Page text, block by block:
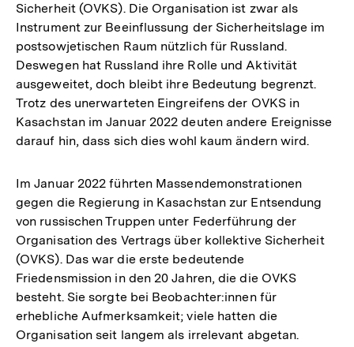
Sicherheit (OVKS). Die Organisation ist zwar als
Instrument zur Beeinflussung der Sicherheitslage im
postsowjetischen Raum nützlich für Russland.
Deswegen hat Russland ihre Rolle und Aktivität
ausgeweitet, doch bleibt ihre Bedeutung begrenzt.
Trotz des unerwarteten Eingreifens der OVKS in
Kasachstan im Januar 2022 deuten andere Ereignisse
darauf hin, dass sich dies wohl kaum ändern wird.
Im Januar 2022 führten Massendemonstrationen
gegen die Regierung in Kasachstan zur Entsendung
von russischen Truppen unter Federführung der
Organisation des Vertrags über kollektive Sicherheit
(OVKS). Das war die erste bedeutende
Friedensmission in den 20 Jahren, die die OVKS
besteht. Sie sorgte bei Beobachter:innen für
erhebliche Aufmerksamkeit; viele hatten die
Organisation seit langem als irrelevant abgetan.